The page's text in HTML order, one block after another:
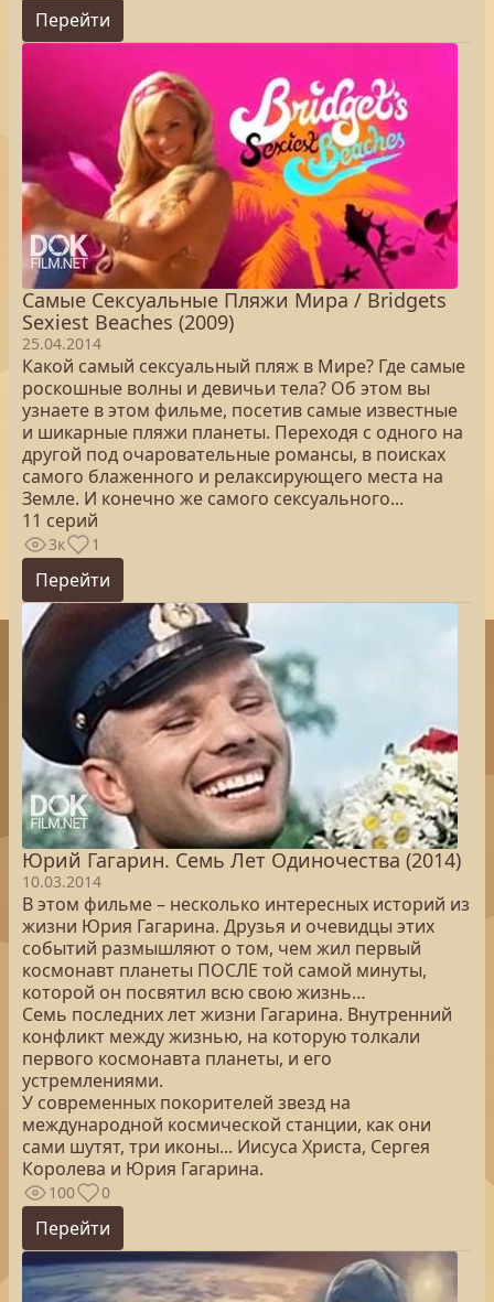
Перейти
Самые Сексуальные Пляжи Мира / Bridgets
Sexiest Beaches (2009)
25.04.2014
Какой самый сексуальный пляж в Мире? Где самые
роскошные волны и девичьи тела? Об этом вы
узнаете в этом фильме, посетив самые известные
и шикарные пляжи планеты. Переходя с одного на
другой под очаровательные романсы, в поисках
самого блаженного и релаксирующего места на
Земле. И конечно же самого сексуального...
11 серий
3к 1
Перейти
Юрий Гагарин. Семь Лет Одиночества (2014)
10.03.2014
В этом фильме – несколько интересных историй из
жизни Юрия Гагарина. Друзья и очевидцы этих
событий размышляют о том, чем жил первый
космонавт планеты ПОСЛЕ той самой минуты,
которой он посвятил всю свою жизнь…
Семь последних лет жизни Гагарина. Внутренний
конфликт между жизнью, на которую толкали
первого космонавта планеты, и его
устремлениями.
У современных покорителей звезд на
международной космической станции, как они
сами шутят, три иконы... Иисуса Христа, Сергея
Королева и Юрия Гагарина.
100 0
Перейти